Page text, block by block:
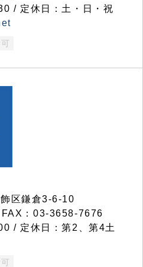
/ 定休日：土・日・祝
区鎌倉3-6-10
：03-3658-7676
/ 定休日：第2、第4土